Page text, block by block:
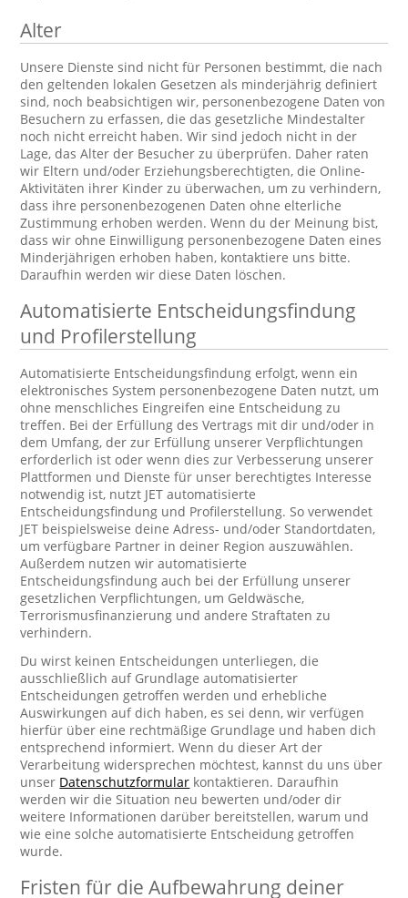
Alter
Unsere Dienste sind nicht für Personen bestimmt, die nach
den geltenden lokalen Gesetzen als minderjährig definiert
sind, noch beabsichtigen wir, personenbezogene Daten von
Besuchern zu erfassen, die das gesetzliche Mindestalter
noch nicht erreicht haben. Wir sind jedoch nicht in der
Lage, das Alter der Besucher zu überprüfen. Daher raten
wir Eltern und/oder Erziehungsberechtigten, die Online-
Aktivitäten ihrer Kinder zu überwachen, um zu verhindern,
dass ihre personenbezogenen Daten ohne elterliche
Zustimmung erhoben werden. Wenn du der Meinung bist,
dass wir ohne Einwilligung personenbezogene Daten eines
Minderjährigen erhoben haben, kontaktiere uns bitte.
Daraufhin werden wir diese Daten löschen.
Automatisierte Entscheidungsfindung
und Profilerstellung
Automatisierte Entscheidungsfindung erfolgt, wenn ein
elektronisches System personenbezogene Daten nutzt, um
ohne menschliches Eingreifen eine Entscheidung zu
treffen. Bei der Erfüllung des Vertrags mit dir und/oder in
dem Umfang, der zur Erfüllung unserer Verpflichtungen
erforderlich ist oder wenn dies zur Verbesserung unserer
Plattformen und Dienste für unser berechtigtes Interesse
notwendig ist, nutzt JET automatisierte
Entscheidungsfindung und Profilerstellung. So verwendet
JET beispielsweise deine Adress- und/oder Standortdaten,
um verfügbare Partner in deiner Region auszuwählen.
Außerdem nutzen wir automatisierte
Entscheidungsfindung auch bei der Erfüllung unserer
gesetzlichen Verpflichtungen, um Geldwäsche,
Terrorismusfinanzierung und andere Straftaten zu
verhindern.
Du wirst keinen Entscheidungen unterliegen, die
ausschließlich auf Grundlage automatisierter
Entscheidungen getroffen werden und erhebliche
Auswirkungen auf dich haben, es sei denn, wir verfügen
hierfür über eine rechtmäßige Grundlage und haben dich
entsprechend informiert. Wenn du dieser Art der
Verarbeitung widersprechen möchtest, kannst du uns über
unser Datenschutzformular kontaktieren. Daraufhin
werden wir die Situation neu bewerten und/oder dir
weitere Informationen darüber bereitstellen, warum und
wie eine solche automatisierte Entscheidung getroffen
wurde.
Fristen für die Aufbewahrung deiner